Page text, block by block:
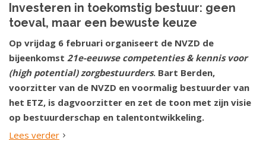
Investeren in toekomstig bestuur: geen
toeval, maar een bewuste keuze
Op vrijdag 6 februari organiseert de NVZD de
bijeenkomst 21e-eeuwse competenties & kennis voor
(high potential) zorgbestuurders. Bart Berden,
voorzitter van de NVZD en voormalig bestuurder van
het ETZ, is dagvoorzitter en zet de toon met zijn visie
op bestuurderschap en talentontwikkeling.
Lees verder